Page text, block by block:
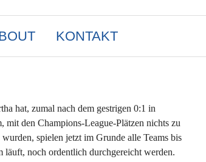
KONTAKT
hat, zumal nach dem gestrigen 0:1 in
den Champions-League-Plätzen nichts zu
spielen jetzt im Grunde alle Teams bis
noch ordentlich durchgereicht werden.